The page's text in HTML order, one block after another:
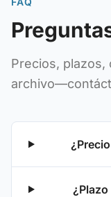
Precios,